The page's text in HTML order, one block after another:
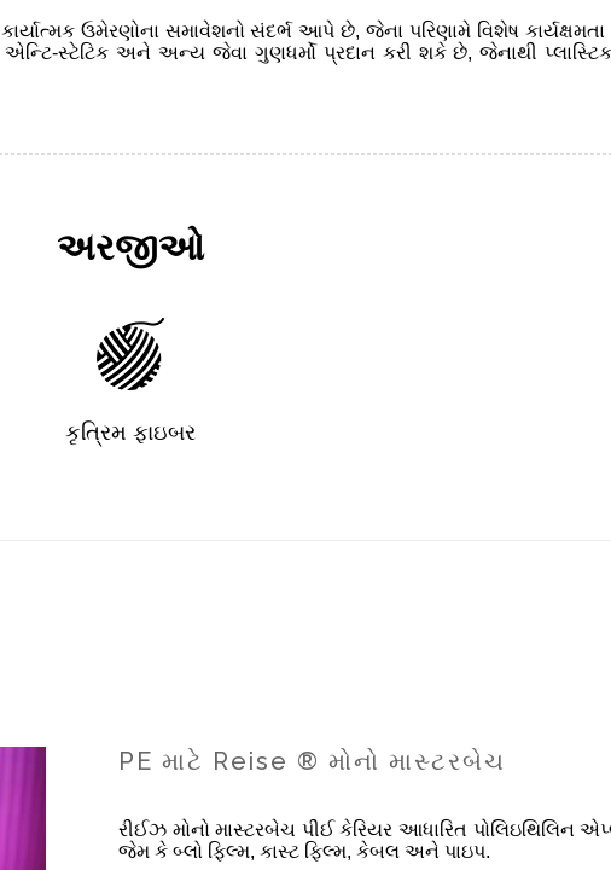
ઉમેરણોના સમાવેશનો સંદર્ભ આપે છે, જેના પરિણામે વિશેષ
એન્ટિ-સ્ટેટિક અને અન્ય જેવા ગુણધર્મો પ્રદાન કરી શકે છે, જેનાથી
અરજીઓ
કૃત્રિમ ફાઇબર
PE માટે Reise ® મોનો માસ્ટરબેચ
રીઈઝ મોનો માસ્ટરબેચ પીઈ કેરિયર આધારિત પોલિઇથિલિન
જેમ કે બ્લો ફિલ્મ, કાસ્ટ ફિલ્મ, કેબલ અને પાઇપ.